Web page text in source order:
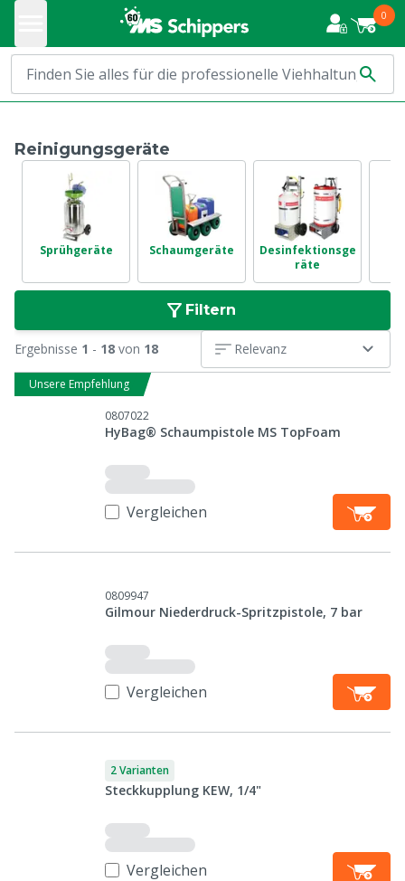
0
Reinigungsgeräte
Sprühgeräte Schaumgeräte
Desinfektionsge
räte
Filtern
Ergebnisse 1 - 18 von 18 Relevanz
Unsere Empfehlung
0807022
HyBag® Schaumpistole MS TopFoam
Vergleichen
0809947
Gilmour Niederdruck-Spritzpistole, 7 bar
Vergleichen
2 Varianten
Steckkupplung KEW, 1/4"
Vergleichen